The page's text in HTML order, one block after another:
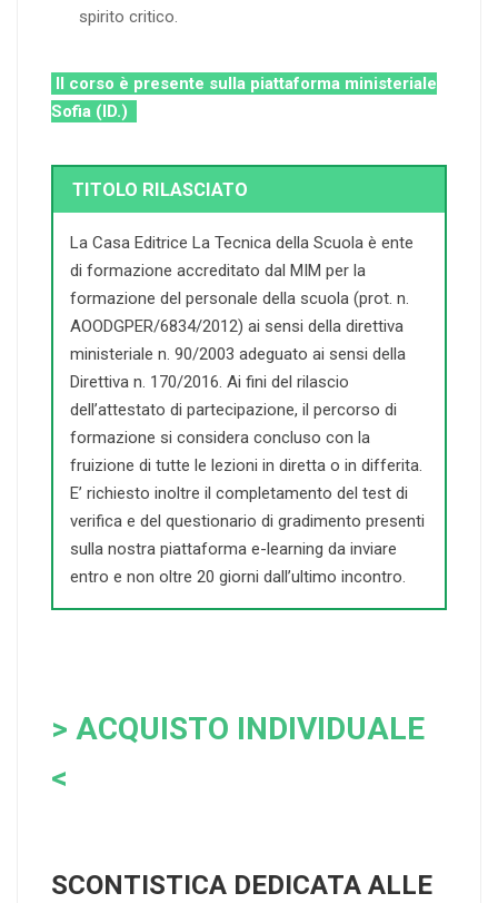
spirito critico.
Il corso è presente sulla piattaforma ministeriale
Sofia (ID.)
TITOLO RILASCIATO
La Casa Editrice La Tecnica della Scuola è ente
di formazione accreditato dal MIM per la
formazione del personale della scuola (prot. n.
AOODGPER/6834/2012) ai sensi della direttiva
ministeriale n. 90/2003 adeguato ai sensi della
Direttiva n. 170/2016. Ai fini del rilascio
dell’attestato di partecipazione, il percorso di
formazione si considera concluso con la
fruizione di tutte le lezioni in diretta o in differita.
E’ richiesto inoltre il completamento del test di
verifica e del questionario di gradimento presenti
sulla nostra piattaforma e-learning da inviare
entro e non oltre 20 giorni dall’ultimo incontro.
> ACQUISTO INDIVIDUALE
<
SCONTISTICA DEDICATA ALLE